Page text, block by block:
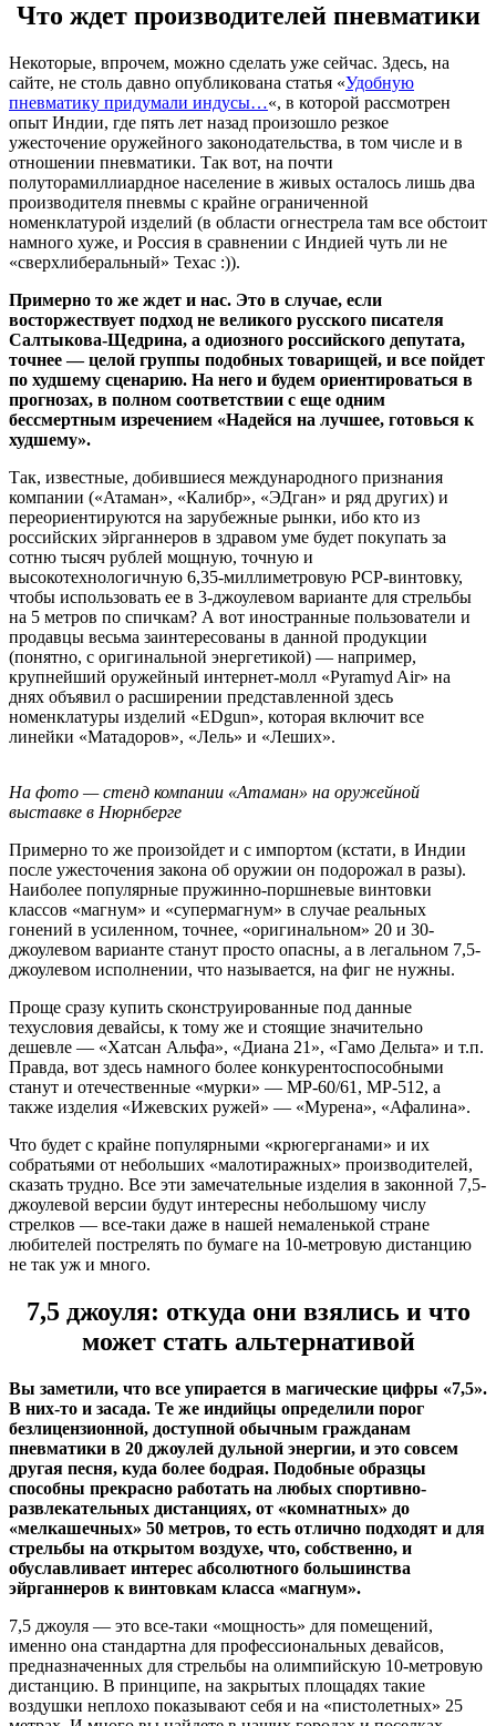
Что ждет производителей пневматики
Некоторые, впрочем, можно сделать уже сейчас. Здесь, на
сайте, не столь давно опубликована статья «Удобную
пневматику придумали индусы…«, в которой рассмотрен
опыт Индии, где пять лет назад произошло резкое
ужесточение оружейного законодательства, в том числе и в
отношении пневматики. Так вот, на почти
полуторамиллиардное население в живых осталось лишь два
производителя пневмы с крайне ограниченной
номенклатурой изделий (в области огнестрела там все обстоит
намного хуже, и Россия в сравнении с Индией чуть ли не
«сверхлиберальный» Техас :)).
Примерно то же ждет и нас. Это в случае, если
восторжествует подход не великого русского писателя
Салтыкова-Щедрина, а одиозного российского депутата,
точнее — целой группы подобных товарищей, и все пойдет
по худшему сценарию. На него и будем ориентироваться в
прогнозах, в полном соответствии с еще одним
бессмертным изречением «Надейся на лучшее, готовься к
худшему».
Так, известные, добившиеся международного признания
компании («Атаман», «Калибр», «ЭДган» и ряд других) и
переориентируются на зарубежные рынки, ибо кто из
российских эйрганнеров в здравом уме будет покупать за
сотню тысяч рублей мощную, точную и
высокотехнологичную 6,35-миллиметровую PCP-винтовку,
чтобы использовать ее в 3-джоулевом варианте для стрельбы
на 5 метров по спичкам? А вот иностранные пользователи и
продавцы весьма заинтересованы в данной продукции
(понятно, с оригинальной энергетикой) — например,
крупнейший оружейный интернет-молл «Pyramyd Air» на
днях объявил о расширении представленной здесь
номенклатуры изделий «EDgun», которая включит все
линейки «Матадоров», «Лель» и «Леших».
На фото — стенд компании «Атаман» на оружейной
выставке в Нюрнберге
Примерно то же произойдет и с импортом (кстати, в Индии
после ужесточения закона об оружии он подорожал в разы).
Наиболее популярные пружинно-поршневые винтовки
классов «магнум» и «супермагнум» в случае реальных
гонений в усиленном, точнее, «оригинальном» 20 и 30-
джоулевом варианте станут просто опасны, а в легальном 7,5-
джоулевом исполнении, что называется, на фиг не нужны.
Проще сразу купить сконструированные под данные
техусловия девайсы, к тому же и стоящие значительно
дешевле — «Хатсан Альфа», «Диана 21», «Гамо Дельта» и т.п.
Правда, вот здесь намного более конкурентоспособными
станут и отечественные «мурки» — МР-60/61, МР-512, а
также изделия «Ижевских ружей» — «Мурена», «Афалина».
Что будет с крайне популярными «крюгерганами» и их
собратьями от небольших «малотиражных» производителей,
сказать трудно. Все эти замечательные изделия в законной 7,5-
джоулевой версии будут интересны небольшому числу
стрелков — все-таки даже в нашей немаленькой стране
любителей пострелять по бумаге на 10-метровую дистанцию
не так уж и много.
7,5 джоуля: откуда они взялись и что
может стать альтернативой
Вы заметили, что все упирается в магические цифры «7,5».
В них-то и засада. Те же индийцы определили порог
безлицензионной, доступной обычным гражданам
пневматики в 20 джоулей дульной энергии, и это совсем
другая песня, куда более бодрая. Подобные образцы
способны прекрасно работать на любых спортивно-
развлекательных дистанциях, от «комнатных» до
«мелкашечных» 50 метров, то есть отлично подходят и для
стрельбы на открытом воздухе, что, собственно, и
обуславливает интерес абсолютного большинства
эйрганнеров к винтовкам класса «магнум».
7,5 джоуля — это все-таки «мощность» для помещений,
именно она стандартна для профессиональных девайсов,
предназначенных для стрельбы на олимпийскую 10-метровую
дистанцию. В принципе, на закрытых площадях такие
воздушки неплохо показывают себя и на «пистолетных» 25